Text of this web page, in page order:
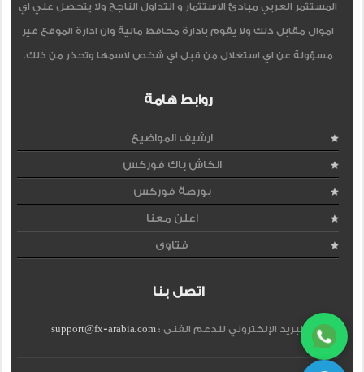
المستثمر العربي مبادئ الاستثمار و التداول الناجح ولا يتحصل علي اي
اموال مقابل ذلك ولا يقوم بادارة محافظ مالية وان ادارة الموقع غير
مسؤولة عن اي استغلال من قبل اي شخص لاسمها وتحذر من ذلك.
روابط هامة
ارشيف المواضيع
الكاش باك فوركس
بورصة فوركس
اعلن معنا
فتاوى
اتصل بنا
البريد الإلكتروني للدعم الفنى :support@fx-arabia.com